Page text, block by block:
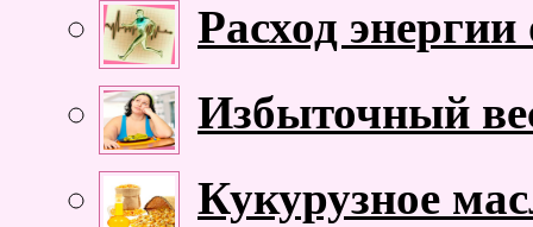
Расход
Избыточный
Кукурузное